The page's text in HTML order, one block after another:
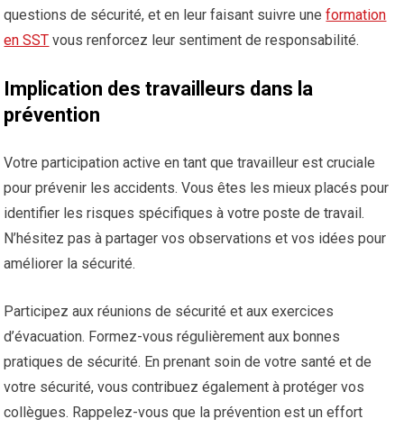
questions de sécurité, et en leur faisant suivre uneformation
en SST vous renforcez leur sentiment de responsabilité.
Implication des travailleurs dans la
prévention
Votre participation active en tant que travailleur est cruciale
pour prévenir les accidents. Vous êtes les mieux placés pour
identifier les risques spécifiques à votre poste de travail.
N’hésitez pas à partager vos observations et vos idées pour
améliorer la sécurité.
Participez aux réunions de sécurité et aux exercices
d’évacuation. Formez-vous régulièrement aux bonnes
pratiques de sécurité. En prenant soin de votre santé et de
votre sécurité, vous contribuez également à protéger vos
collègues. Rappelez-vous que la prévention est un effort